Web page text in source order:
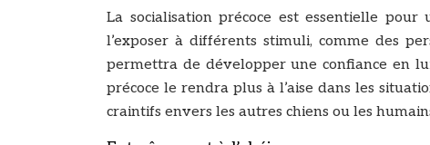
La socialisation précoce est essentielle
l’exposer à différents stimuli, comme des
permettra de développer une confiance en
précoce le rendra plus à l’aise dans les
craintifs envers les autres chiens ou les